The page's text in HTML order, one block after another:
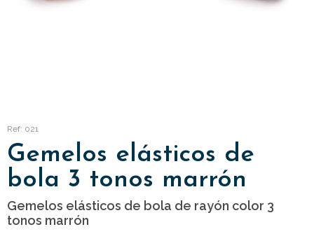
Ref: 021
Gemelos elásticos de
bola 3 tonos marrón
Gemelos elásticos de bola de rayón color 3
tonos marrón